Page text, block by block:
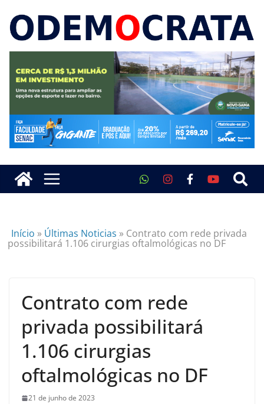
Início » Últimas Noticias » Contrato com rede privada
possibilitará 1.106 cirurgias oftalmológicas no DF
Contrato com rede
privada possibilitará
1.106 cirurgias
oftalmológicas no DF
21 de junho de 2023